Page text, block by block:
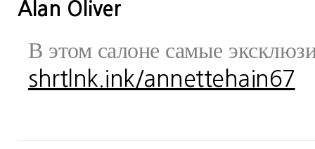
Alan Oliver
В этом салоне самые
shrtlnk.ink/annettehain67